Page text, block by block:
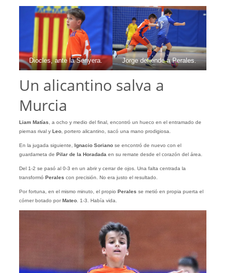
Diocles, ante la Senyera. Jorge defiende a Perales.
Un alicantino salva a
Murcia
Liam Matías , a ocho y medio del final, encontró un hueco en el entramado de
piernas rival y Leo, portero alicantino, sacó una mano prodigiosa.
En la jugada siguiente, Ignacio Sorianose encontró de nuevo con el
guardameta de Pilar de la Horadada en su remate desde el corazón del área.
Del 1-2 se pasó al 0-3 en un abrir y cerrar de ojos. Una falta centrada la
transformó Perales con precisión. No era justo el resultado.
Por fortuna, en el mismo minuto, el propio Perales se metió en propia puerta el
córner botado porMateo. 1-3. Había vida.